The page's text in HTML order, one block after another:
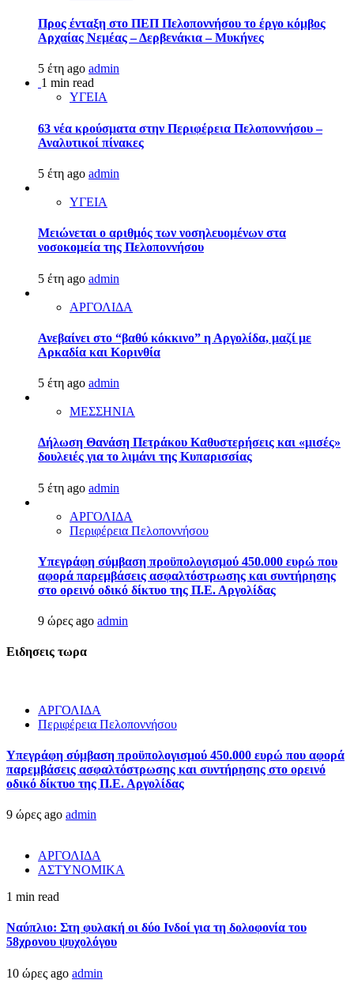
Προς ένταξη στο ΠΕΠ Πελοποννήσου το έργο κόμβος
Αρχαίας Νεμέας – Δερβενάκια – Μυκήνες
5 έτη ago admin
1 min read
ΥΓΕΙΑ
63 νέα κρούσματα στην Περιφέρεια Πελοποννήσου –
Αναλυτικοί πίνακες
5 έτη ago admin
ΥΓΕΙΑ
Μειώνεται ο αριθμός των νοσηλευομένων στα
νοσοκομεία της Πελοποννήσου
5 έτη ago admin
ΑΡΓΟΛΙΔΑ
Ανεβαίνει στο “βαθύ κόκκινο” η Αργολίδα, μαζί με
Αρκαδία και Κορινθία
5 έτη ago admin
ΜΕΣΣΗΝΙΑ
Δήλωση Θανάση Πετράκου Καθυστερήσεις και «μισές»
δουλειές για το λιμάνι της Κυπαρισσίας
5 έτη ago admin
ΑΡΓΟΛΙΔΑ
Περιφέρεια Πελοποννήσου
Υπεγράφη σύμβαση προϋπολογισμού 450.000 ευρώ που
αφορά παρεμβάσεις ασφαλτόστρωσης και συντήρησης
στο ορεινό οδικό δίκτυο της Π.Ε. Αργολίδας
9 ώρες ago admin
Ειδησεις τωρα
ΑΡΓΟΛΙΔΑ
Περιφέρεια Πελοποννήσου
Υπεγράφη σύμβαση προϋπολογισμού 450.000 ευρώ που αφορά
παρεμβάσεις ασφαλτόστρωσης και συντήρησης στο ορεινό
οδικό δίκτυο της Π.Ε. Αργολίδας
9 ώρες ago admin
ΑΡΓΟΛΙΔΑ
ΑΣΤΥΝΟΜΙΚΑ
1 min read
Ναύπλιο: Στη φυλακή οι δύο Ινδοί για τη δολοφονία του
58χρονου ψυχολόγου
10 ώρες ago admin